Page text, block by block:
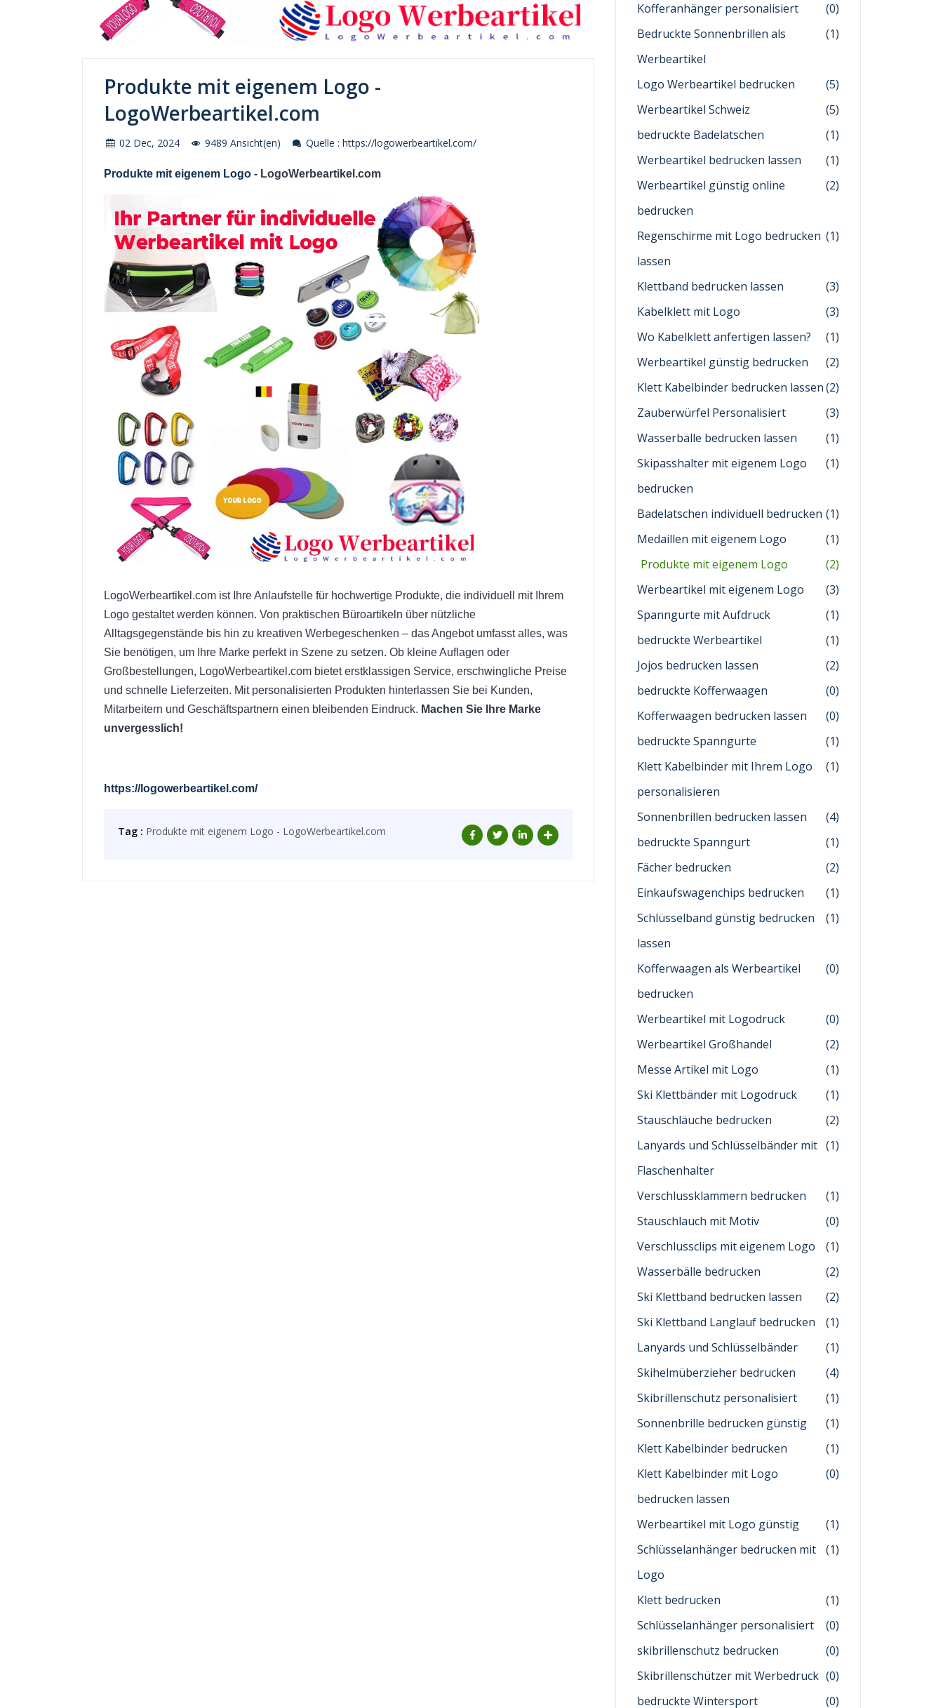
Produkte mit eigenem Logo -
LogoWerbeartikel.com
02 Dec, 2024 9489 Ansicht(en) Quelle : https://logowerbeartikel.com/
Produkte mit eigenem Logo - LogoWerbeartikel.com
LogoWerbeartikel.com ist Ihre Anlaufstelle für hochwertige Produkte, die individuell mit Ihrem
Logo gestaltet werden können. Von praktischen Büroartikeln über nützliche
Alltagsgegenstände bis hin zu kreativen Werbegeschenken – das Angebot umfasst alles, was
Sie benötigen, um Ihre Marke perfekt in Szene zu setzen. Ob kleine Auflagen oder
Großbestellungen, LogoWerbeartikel.com bietet erstklassigen Service, erschwingliche Preise
und schnelle Lieferzeiten. Mit personalisierten Produkten hinterlassen Sie bei Kunden,
Mitarbeitern und Geschäftspartnern einen bleibenden Eindruck. Machen Sie Ihre Marke
unvergesslich!
https://logowerbeartikel.com/
Tag : Produkte mit eigenem Logo - LogoWerbeartikel.com
Kofferanhänger personalisiert
(0)
Bedruckte Sonnenbrillen als
Werbeartikel
(1)
Logo Werbeartikel bedrucken
(5)
Werbeartikel Schweiz
(5)
bedruckte Badelatschen
(1)
Werbeartikel bedrucken lassen
(1)
Werbeartikel günstig online
bedrucken
(2)
Regenschirme mit Logo bedrucken
lassen
(1)
Klettband bedrucken lassen
(3)
Kabelklett mit Logo
(3)
Wo Kabelklett anfertigen lassen?
(1)
Werbeartikel günstig bedrucken
(2)
Klett Kabelbinder bedrucken lassen(2)
Zauberwürfel Personalisiert
(3)
Wasserbälle bedrucken lassen
(1)
Skipasshalter mit eigenem Logo
bedrucken
(1)
Badelatschen individuell bedrucken (1)
Medaillen mit eigenem Logo
(1)
Produkte mit eigenem Logo
(2)
Werbeartikel mit eigenem Logo
(3)
Spanngurte mit Aufdruck
(1)
bedruckte Werbeartikel
(1)
Jojos bedrucken lassen
(2)
bedruckte Kofferwaagen
(0)
Kofferwaagen bedrucken lassen
(0)
bedruckte Spanngurte
(1)
Klett Kabelbinder mit Ihrem Logo
personalisieren
(1)
Sonnenbrillen bedrucken lassen
(4)
bedruckte Spanngurt
(1)
Fächer bedrucken
(2)
Einkaufswagenchips bedrucken
(1)
Schlüsselband günstig bedrucken
lassen
(1)
Kofferwaagen als Werbeartikel
bedrucken
(0)
Werbeartikel mit Logodruck
(0)
Werbeartikel Großhandel
(2)
Messe Artikel mit Logo
(1)
Ski Klettbänder mit Logodruck
(1)
Stauschläuche bedrucken
(2)
Lanyards und Schlüsselbänder mit
Flaschenhalter
(1)
Verschlussklammern bedrucken
(1)
Stauschlauch mit Motiv
(0)
Verschlussclips mit eigenem Logo
(1)
Wasserbälle bedrucken
(2)
Ski Klettband bedrucken lassen
(2)
Ski Klettband Langlauf bedrucken
(1)
Lanyards und Schlüsselbänder
(1)
Skihelmüberzieher bedrucken
(4)
Skibrillenschutz personalisiert
(1)
Sonnenbrille bedrucken günstig
(1)
Klett Kabelbinder bedrucken
(1)
Klett Kabelbinder mit Logo
bedrucken lassen
(0)
Werbeartikel mit Logo günstig
(1)
Schlüsselanhänger bedrucken mit
Logo
(1)
Klett bedrucken
(1)
Schlüsselanhänger personalisiert
(0)
skibrillenschutz bedrucken
(0)
Skibrillenschützer mit Werbedruck (0)
bedruckte Wintersport
(0)